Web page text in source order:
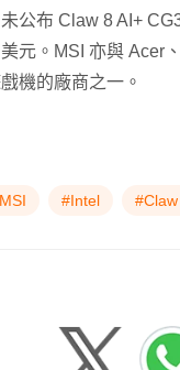
公布 Claw 8 AI+
元。MSI 亦與 Acer
機的廠商之一。
#Intel #Claw